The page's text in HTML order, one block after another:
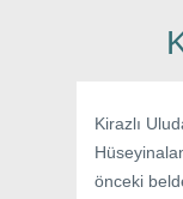
Kirazlı
önceki